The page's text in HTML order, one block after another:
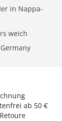
in Nappa-
weich
ab 50 €